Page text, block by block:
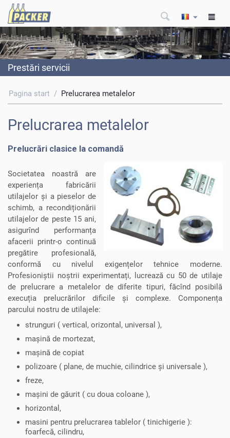
Prestări servicii
Pagina start / Prelucrarea metalelor
Prelucrarea metalelor
Prelucrări clasice la comandă
Societatea noastră are
experiența fabricării
utilajelor și a pieselor de
schimb, a recondiționării
utilajelor de peste 15 ani,
asigurînd performanța
afacerii printr-o continuă
pregătire profesională,
conformă cu nivelul exigențelor tehnice moderne.
Profesioniștii noștrii experimentați, lucrează cu 50 de utilaje
de prelucrare a metalelor de diferite tipuri, făcînd posibilă
execuția prelucrărilor dificile și complexe. Componența
parcului nostru de utilajele:
strunguri ( vertical, orizontal, universal ),
mașină de mortezat,
mașină de copiat
polizoare ( plane, de muchie, cilindrice și universale ),
freze,
mașini de găurit ( cu doua coloane ),
horizontal,
masini pentru prelucrarea tablelor ( tinichigerie ):
foarfecă, cilindru,